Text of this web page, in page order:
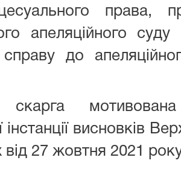
права,
апеляційного
справу до
скарга
інстанції висновків
від 27 жовтня 2021